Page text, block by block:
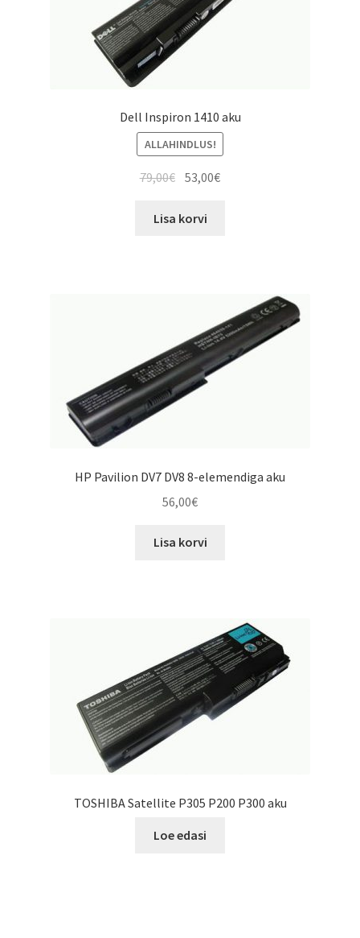
Dell Inspiron 1410 aku
ALLAHINDLUS!
79,00€ Algne
oli:
53,00€Current
Lisa korvi
HP Pavilion DV7 DV8 8-elemendiga aku
56,00€
Lisa korvi
TOSHIBA Satellite P305 P200 P300 aku
Loe edasi